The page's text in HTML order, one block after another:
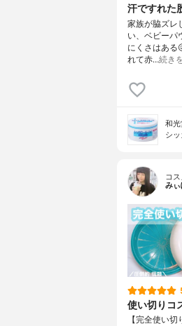
汗ですれた
家族が脇ズレ
い、ベビーパ
にくさはある
れて赤…続き
和光
シ
コ
み
使い切りコ
【完全使い